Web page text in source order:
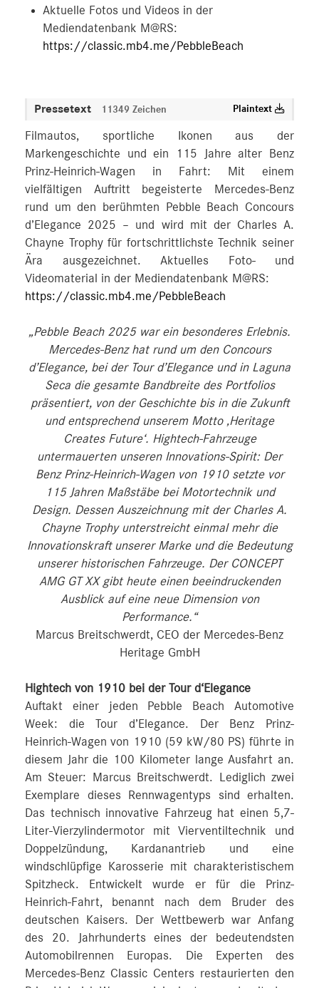
Aktuelle Fotos und Videos in der
Mediendatenbank M@RS:
https://classic.mb4.me/PebbleBeach
Pressetext 11349 Zeichen Plaintext
Filmautos, sportliche Ikonen aus der
Markengeschichte und ein 115 Jahre alter Benz
Prinz-Heinrich-Wagen in Fahrt: Mit einem
vielfältigen Auftritt begeisterte Mercedes-Benz
rund um den berühmten Pebble Beach Concours
d’Elegance 2025 – und wird mit der Charles A.
Chayne Trophy für fortschrittlichste Technik seiner
Ära ausgezeichnet. Aktuelles Foto- und
Videomaterial in der Mediendatenbank M@RS:
https://classic.mb4.me/PebbleBeach
„Pebble Beach 2025 war ein besonderes Erlebnis.
Mercedes-Benz hat rund um den Concours
d’Elegance, bei der Tour d’Elegance und in Laguna
Seca die gesamte Bandbreite des Portfolios
präsentiert, von der Geschichte bis in die Zukunft
und entsprechend unserem Motto ‚Heritage
Creates Future‘. Hightech-Fahrzeuge
untermauerten unseren Innovations-Spirit: Der
Benz Prinz-Heinrich-Wagen von 1910 setzte vor
115 Jahren Maßstäbe bei Motortechnik und
Design. Dessen Auszeichnung mit der Charles A.
Chayne Trophy unterstreicht einmal mehr die
Innovationskraft unserer Marke und die Bedeutung
unserer historischen Fahrzeuge. Der CONCEPT
AMG GT XX gibt heute einen beeindruckenden
Ausblick auf eine neue Dimension von
Performance.“
Marcus Breitschwerdt, CEO der Mercedes-Benz
Heritage GmbH
Hightech von 1910 bei der Tour d‘Elegance
Auftakt einer jeden Pebble Beach Automotive
Week: die Tour d’Elegance. Der Benz Prinz-
Heinrich-Wagen von 1910 (59 kW/80 PS) führte in
diesem Jahr die 100 Kilometer lange Ausfahrt an.
Am Steuer: Marcus Breitschwerdt. Lediglich zwei
Exemplare dieses Rennwagentyps sind erhalten.
Das technisch innovative Fahrzeug hat einen 5,7-
Liter-Vierzylindermotor mit Vierventiltechnik und
Doppelzündung, Kardanantrieb und eine
windschlüpfige Karosserie mit charakteristischem
Spitzheck. Entwickelt wurde er für die Prinz-
Heinrich-Fahrt, benannt nach dem Bruder des
deutschen Kaisers. Der Wettbewerb war Anfang
des 20. Jahrhunderts eines der bedeutendsten
Automobilrennen Europas. Die Experten des
Mercedes-Benz Classic Centers restaurierten den